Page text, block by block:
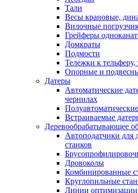
Тали
Весы крановые,
Вилочные
Грейферы
Домкраты
Подмости
Тележки к тельферу,
Опорные и
Датеры
Автоматические
чернилах
Встраиваемые
Деревообрабатывающее
Автоподатчики для
станков
Дровоколы
Комбинированные
Круглопильные
Линии оптимизации